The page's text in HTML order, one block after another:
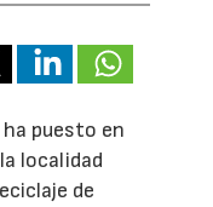
puesto en
localidad
de